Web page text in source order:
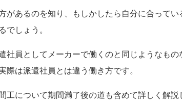
があるのを知り、もしかしたら自分に合ってい
でしょう。
社員としてメーカーで働くのと同じようなも
際は派遣社員とは違う働き方です。
工について期間満了後の道も含めて詳しく解説